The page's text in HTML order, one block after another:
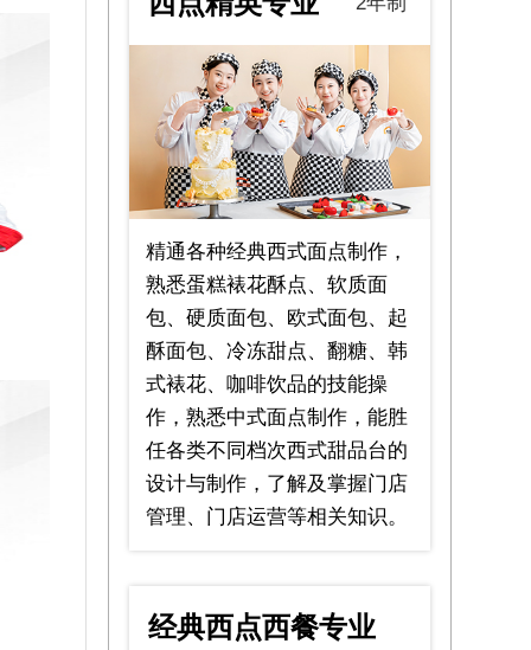
精通各种经典西式面点制作，
熟悉蛋糕裱花酥点、软质面
包、硬质面包、欧式面包、起
酥面包、冷冻甜点、翻糖、韩
式裱花、咖啡饮品的技能操
作，熟悉中式面点制作，能胜
任各类不同档次西式甜品台的
设计与制作，了解及掌握门店
管理、门店运营等相关知识。
经典西点西餐专业